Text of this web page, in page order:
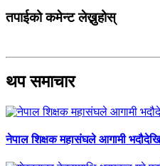
तपाईको कमेन्ट लेख्नुहोस्
थप समाचार
नेपाल शिक्षक महासंघले आगामी